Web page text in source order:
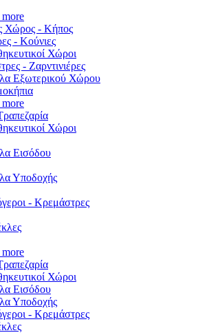
Χώρος - Κήπος
- Κούνιες
Χώροι
- Ζαρντινιέρες
Εξωτερικού Χώρου
Χώροι
Εισόδου
Υποδοχής
- Κρεμάστρες
Χώροι
Εισόδου
Υποδοχής
- Κρεμάστρες